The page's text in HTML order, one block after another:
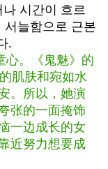
시간이 흐르
서늘함으로 근본
.
心。《鬼魅》的
肌肤和宛如水
。所以，她演
张的一面掩饰
一边成长的女
近努力想要成